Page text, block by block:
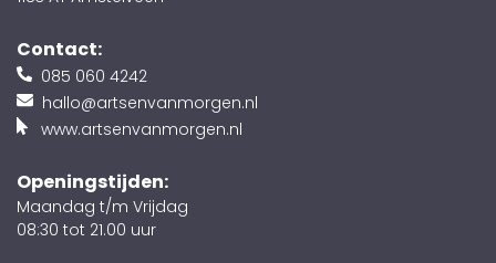
Contact:
085 060 4242
hallo@artsenvanmorgen.nl
www.artsenvanmorgen.nl
Openingstijden:
Maandag t/m Vrijdag
08:30 tot 21.00 uur